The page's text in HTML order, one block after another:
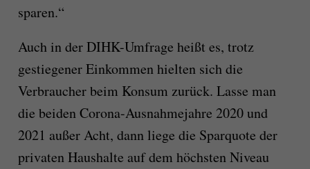
sparen.“
Auch in der DIHK-Umfrage heißt es, trotz
gestiegener Einkommen hielten sich die
Verbraucher beim Konsum zurück. Lasse man
die beiden Corona-Ausnahmejahre 2020 und
2021 außer Acht, dann liege die Sparquote der
privaten Haushalte auf dem höchsten Niveau